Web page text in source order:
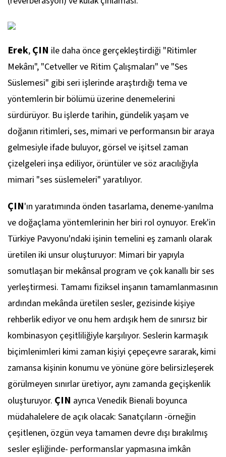
Erek, ÇIN ile daha önce gerçekleştirdiği "Ritimler
Mekânı", "Cetveller ve Ritim Çalışmaları" ve "Ses
Süslemesi" gibi seri işlerinde araştırdığı tema ve
yöntemlerin bir bölümü üzerine denemelerini
sürdürüyor. Bu işlerde tarihin, gündelik yaşam ve
doğanın ritimleri, ses, mimari ve performansın bir araya
gelmesiyle ifade buluyor, görsel ve işitsel zaman
çizelgeleri inşa ediliyor, örüntüler ve söz aracılığıyla
mimari "ses süslemeleri" yaratılıyor.
ÇIN'ın yaratımında önden tasarlama, deneme-yanılma
ve doğaçlama yöntemlerinin her biri rol oynuyor. Erek'in
Türkiye Pavyonu'ndaki işinin temelini eş zamanlı olarak
üretilen iki unsur oluşturuyor: Mimari bir yapıyla
somutlaşan bir mekânsal program ve çok kanallı bir ses
yerleştirmesi. Tamamı fiziksel inşanın tamamlanmasının
ardından mekânda üretilen sesler, gezisinde kişiye
rehberlik ediyor ve onu hem ardışık hem de sınırsız bir
kombinasyon çeşitliliğiyle karşılıyor. Seslerin karmaşık
biçimlenimleri kimi zaman kişiyi çepeçevre sararak, kimi
zamansa kişinin konumu ve yönüne göre belirsizleşerek
görülmeyen sınırlar üretiyor, aynı zamanda geçişkenlik
oluşturuyor. ÇIN ayrıca Venedik Bienali boyunca
müdahalelere de açık olacak: Sanatçıların -örneğin
çeşitlenen, özgün veya tamamen devre dışı bırakılmış
sesler eşliğinde- performanslar yapmasına imkân